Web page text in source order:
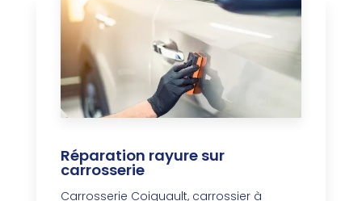
Réparation rayure sur
carrosserie
Carrosserie Coiquault, carrossier à